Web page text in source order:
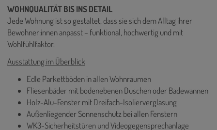
WOHNQUALITÄT BIS INS DETAIL
Jede Wohnung ist so gestaltet, dass sie sich dem Alltag ihrer
Bewohner:innen anpasst – funktional, hochwertig und mit
Wohlfühlfaktor.
Ausstattung im Überblick
Edle Parkettböden in allen Wohnräumen
Fliesenbäder mit bodenebenen Duschen oder Badewannen
Holz-Alu-Fenster mit Dreifach-Isolierverglasung
Außenliegender Sonnenschutz bei allen Fenstern
WK3-Sicherheitstüren und Videogegensprechanlage